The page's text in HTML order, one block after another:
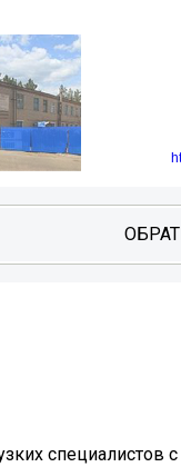
специалистов с